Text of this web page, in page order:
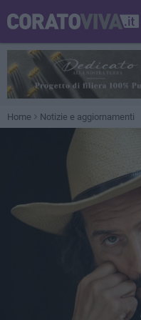
Home Notizie e aggiornamenti